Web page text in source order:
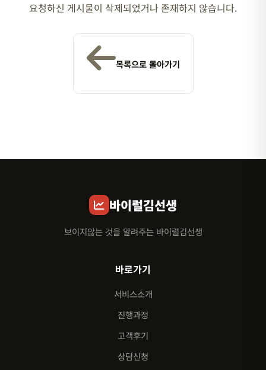
요청하신 게시물이 삭제되었거나 존재하지 않습니다.
목록으로 돌아가기
바이럴김선생
보이지않는 것을 알려주는 바이럴김선생
바로가기
서비스소개
진행과정
고객후기
상담신청